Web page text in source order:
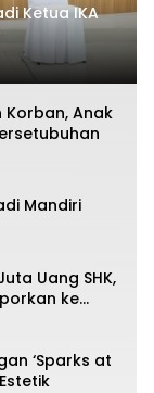
Ketua IKA
Korban, Anak
Mandiri
Uang SHK,
ke
‘Sparks at